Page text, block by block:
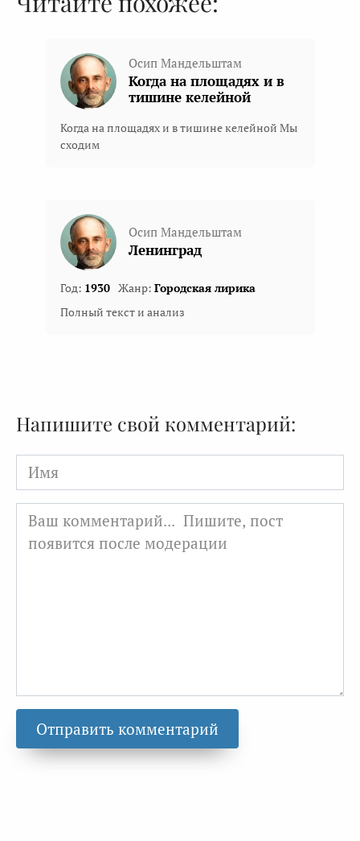
Осип Мандельштам
Когда на площадях и в
тишине келейной
Когда на площадях и в тишине келейной Мы
сходим
Осип Мандельштам
Ленинград
Год: 1930 Жанр: Городская лирика
Полный текст и анализ
Напишите свой комментарий:
Имя